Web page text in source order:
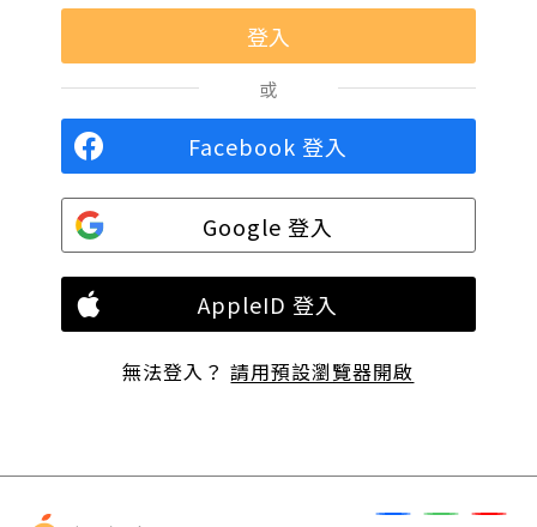
或
Facebook 登入
Google 登入
AppleID 登入
無法登入？請用預設瀏覽器開啟